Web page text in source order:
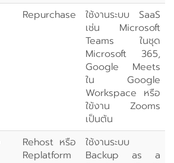
Repurchase
ใช้งานระบบ SaaS
เช่น Microsoft
Teams ในชุด
Microsoft 365,
Google Meets
ใน Google
Workspace หรือ
ใข้งาน Zooms
เป็นต้น
Rehost หรือ
Replatform
ใช้งานระบบ
Backup as a